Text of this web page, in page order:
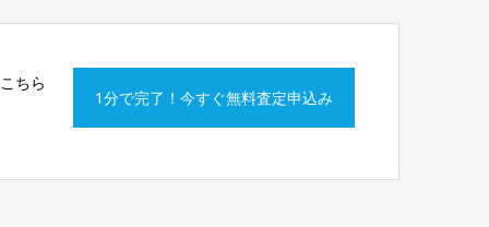
ちら
1分で完了！今すぐ無料査定申込み